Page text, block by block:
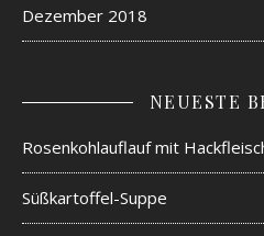
Dezember 2018
NEUESTE
Rosenkohlauflauf mit
Süßkartoffel-Suppe